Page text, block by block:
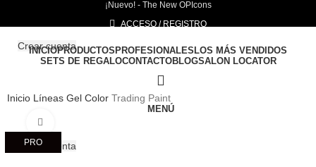
¡Nuevo! - The New OPIcons
ACCESO / REGISTRO
Crear cuenta
¡Nuevo! - The New OPIcons
INICIOPRODUCTOS PROFESIONALES LOS MÁS VENDIDOS
SETS DE REGALOCONTACTOBLOGSALON LOCATOR
MENÚ
Crear cuenta
Inicio Líneas Gel Color Trading Paint
PRO